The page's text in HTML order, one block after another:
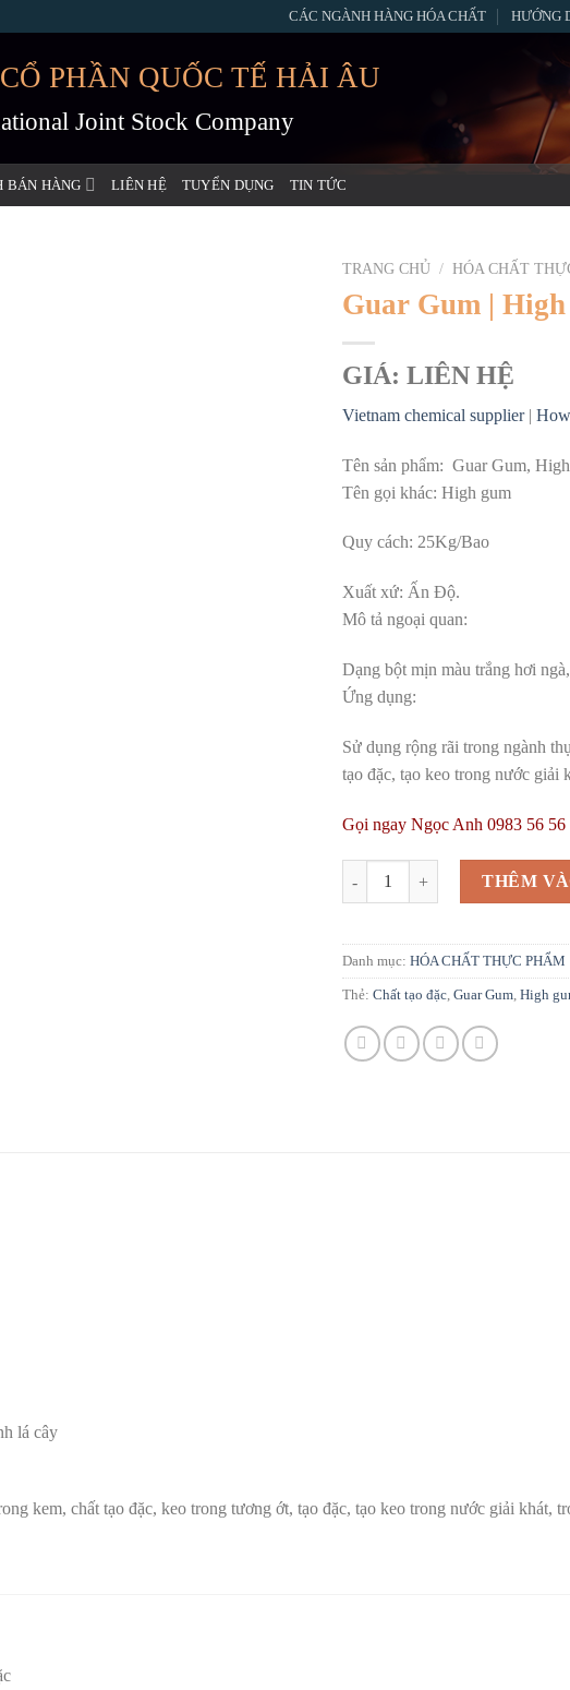
CÁC NGÀNH HÀNG HÓA CHẤT HƯỚNG
PHẦN QUỐC TẾ HẢI ÂU
Joint Stock Company
BÁN HÀNG LIÊN HỆ TUYỂN DỤNG TIN TỨC
TRANG CHỦ / HÓA CHẤT
Guar Gum |
GIÁ: LIÊN HỆ
Vietnam chemical supplier|
Tên sản phẩm: Guar Gum,
Tên gọi khác: High gum
Quy cách: 25Kg/Bao
Xuất xứ: Ấn Độ.
Mô tả ngoại quan:
Dạng bột mịn màu trắng hơi
Ứng dụng:
Sử dụng rộng rãi trong ngành
tạo đặc, tạo keo trong nước giải
Gọi ngay Ngọc Anh 0983 56
Guar Gum | High gum | Chất tạo
THÊM
Danh mục: HÓA CHẤT THỰC PHẨM
Thẻ: Chất tạo đặc, Guar Gum, High
lá cây
kem, chất tạo đặc, keo trong tương ớt, tạo đặc, tạo keo trong nước giải khát,